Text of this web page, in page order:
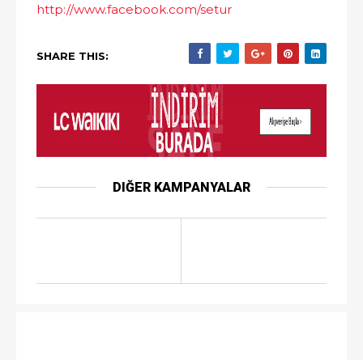
http://www.facebook.com/setur
SHARE THIS:
DIĞER KAMPANYALAR